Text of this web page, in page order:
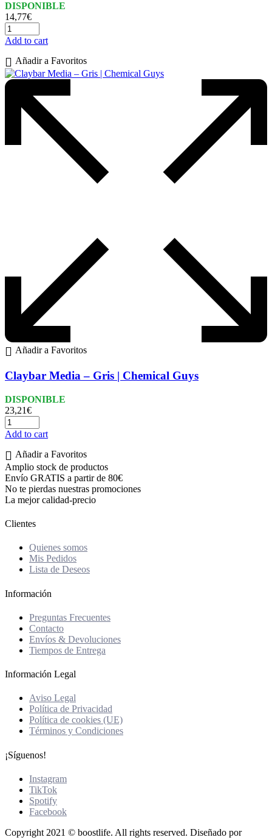
DISPONIBLE
14,77€
Add to cart
Añadir a Favoritos
Añadir a Favoritos
Claybar Media – Gris | Chemical Guys
DISPONIBLE
23,21€
Add to cart
Añadir a Favoritos
Amplio stock de productos
Envío GRATIS a partir de 80€
No te pierdas nuestras promociones
La mejor calidad-precio
Clientes
Quienes somos
Mis Pedidos
Lista de Deseos
Información
Preguntas Frecuentes
Contacto
Envíos & Devoluciones
Tiempos de Entrega
Información Legal
Aviso Legal
Política de Privacidad
Política de cookies (UE)
Términos y Condiciones
¡Síguenos!
Instagram
TikTok
Spotify
Facebook
Copyright 2021 © boostlife. All rights reserved. Diseñado por